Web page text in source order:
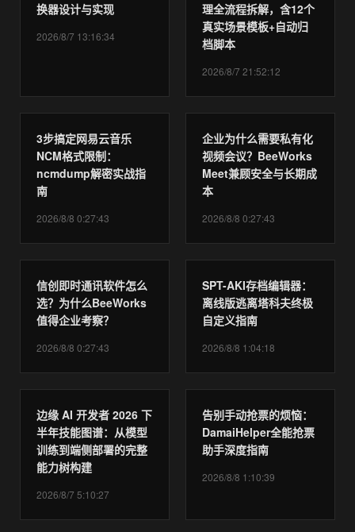
换器设计与实现
2026/8/7 13:16:34
理全流程拆解，含12个
真实场景模板+自动归
档脚本
2026/8/7 21:52:12
3步搞定网易云音乐
NCM格式限制：
ncmdump解密实战指
南
2026/8/8 0:27:43
企业为什么需要私有化
视频会议？BeeWorks
Meet兼顾安全与长期成
本
2026/8/8 0:27:43
信创即时通讯软件怎么
选？为什么BeeWorks
值得企业考察？
2026/8/8 0:27:43
SPT-AKI存档编辑器：
离线版逃离塔科夫终极
自定义指南
2026/8/8 1:04:18
边缘 AI 开发者 2026 下
半年技能图谱：从模型
训练到端侧部署的完整
能力树构建
2026/8/7 5:10:27
告别手动抢票的烦恼：
DamaiHelper全能抢票
助手深度指南
2026/8/8 1:10:39